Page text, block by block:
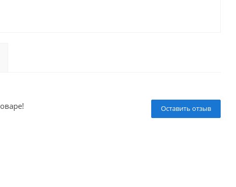
Оставить отзыв